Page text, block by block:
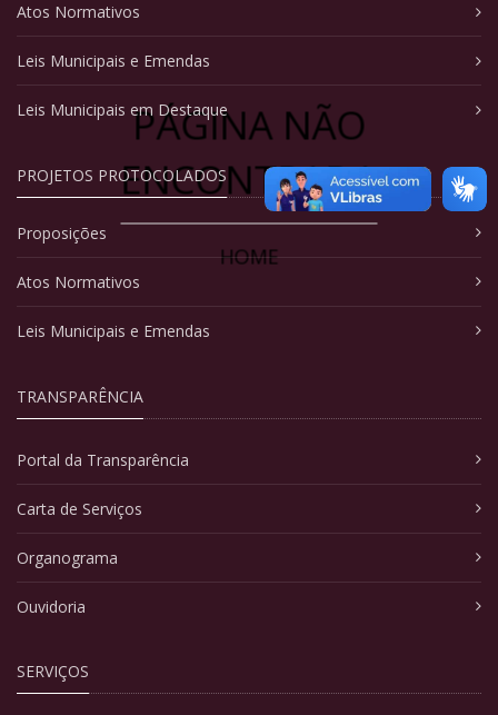
PÁGINA NÃO
ENCONTRADA
HOME
Atos Normativos
Leis Municipais e Emendas
Leis Municipais em Destaque
PROJETOS PROTOCOLADOS
Proposições
Atos Normativos
Leis Municipais e Emendas
TRANSPARÊNCIA
Portal da Transparência
Carta de Serviços
Organograma
Ouvidoria
SERVIÇOS